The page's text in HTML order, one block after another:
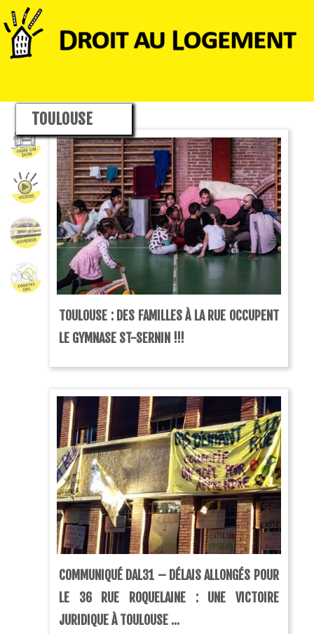
TOULOUSE
TOULOUSE : DES FAMILLES À LA RUE OCCUPENT
LE GYMNASE ST-SERNIN !!!
COMMUNIQUÉ DAL31 – DÉLAIS ALLONGÉS POUR
LE 36 RUE ROQUELAINE : UNE VICTOIRE
JURIDIQUE À TOULOUSE ...